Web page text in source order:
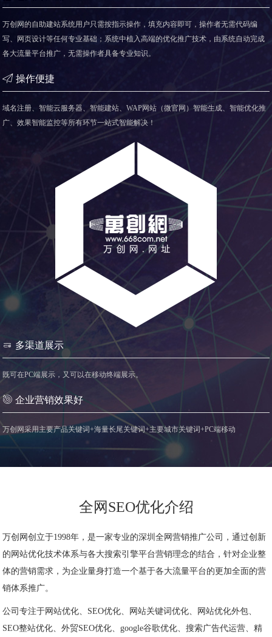
万创网的自助建站系统用户只需按指示操作，填充内容即可，操作者无需代码编
写、网页设计等任何专业基础；系统中植入高端的优化推广技术，由系统自动完成
各大流量平台推广，无需操作者具备专业知识。
操作便捷
域名注册、智能云服务器、智能建站、WAP网站（微官网）智能生成、智能优化推
广、效果智能监控等所有环节一站式智能解决！
多渠道展示
既可在PC端展示，又可以在移动终端展示。
企业营销效果好
万创网采用主要产品关键词+海量长尾关键词+主要城市关键词+PC端移动
全网SEO优化介绍
万创网创立于1998年，是一家专业的深圳全网营销推广公司，通过创新
的网站优化技术体系与各大搜索引擎平台营销理念的结合，针对企业整
体的营销需求，为企业量身打造一个基于各大流量平台的更加全面的营
销体系推广。
公司专注于网站优化、SEO优化、网站关键词优化、网站优化外包、
SEO整站优化、外贸SEO优化、google谷歌优化、搜索广告代运营、精